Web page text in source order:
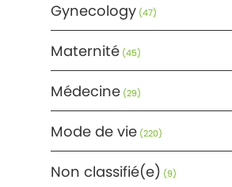
Gynecology(47)
Maternité(45)
Médecine(29)
Mode de vie(220)
Non classifié(e) (9)